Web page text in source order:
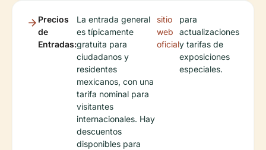
Precios
de
Entradas:
La entrada general
es típicamente
gratuita para
ciudadanos y
residentes
mexicanos, con una
tarifa nominal para
visitantes
internacionales. Hay
descuentos
disponibles para
sitio
web
oficial
para
actualizaciones
y tarifas de
exposiciones
especiales.